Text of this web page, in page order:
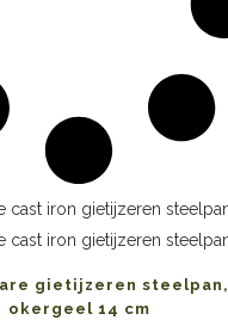
gietijzeren steelpan,
okergeel 14 cm